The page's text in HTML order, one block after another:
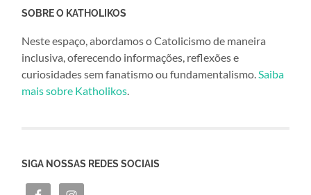
SOBRE O KATHOLIKOS
Neste espaço, abordamos o Catolicismo de maneira
inclusiva, oferecendo informações, reflexões e
curiosidades sem fanatismo ou fundamentalismo.Saiba
mais sobre Katholikos.
SIGA NOSSAS REDES SOCIAIS